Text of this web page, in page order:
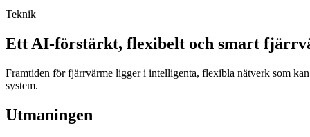
Teknik
Ett AI-förstärkt, flexibelt och smart
Framtiden för fjärrvärme ligger i intelligenta, flexibla nätverk som
system.
Utmaningen